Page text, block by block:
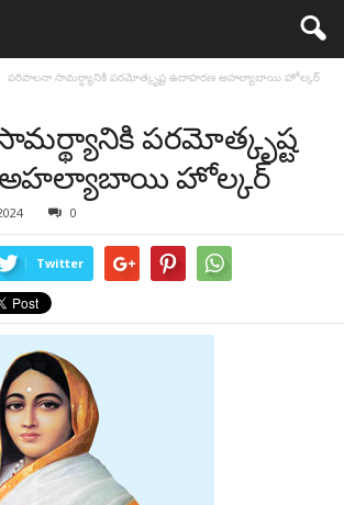
పరిపాలనా సామర్థ్యానికి పరమోత్కృష్ట ఉదాహరణ అహల్యాబాయి హోల్కర్
పరమోత్కృష్ట
హోల్కర్
0
Twitter